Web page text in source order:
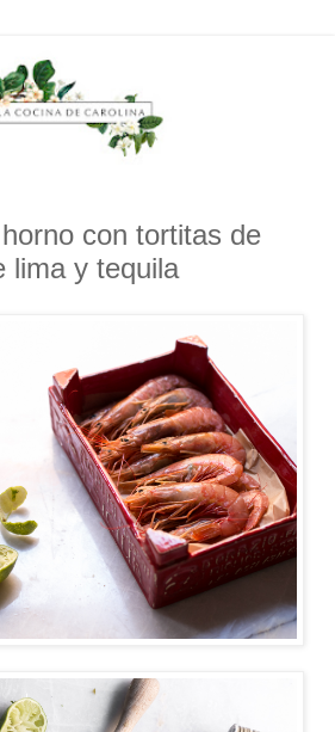
con tortitas de
lima y tequila